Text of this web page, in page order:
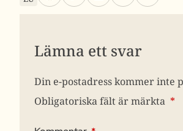
Lämna ett svar
Din e-postadress kommer inte
Obligatoriska fält är märkta *